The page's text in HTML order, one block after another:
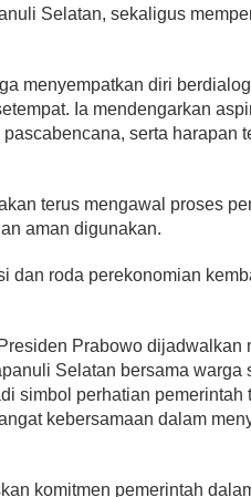
Selatan, sekaligus
menyempatkan diri
Ia mendengarkan
serta harapan
terus mengawal proses
aman digunakan.
dan roda perekonomian
Prabowo dijadwalkan
Selatan bersama warga
simbol perhatian pemerintah
kebersamaan dalam
komitmen pemerintah